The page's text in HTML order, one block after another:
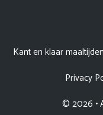
Kant en klaar maaltijden
Privacy
© 2026 •